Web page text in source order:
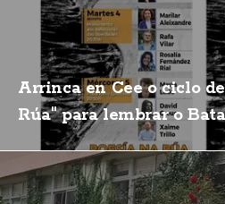
Arrinca en Cee o ciclo
Rúa" para lembrar o